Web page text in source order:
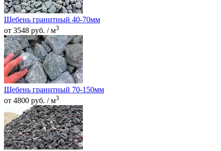
Щебень гранитный 40-70мм
от 3548 руб. / м3
Щебень гранитный 70-150мм
от 4800 руб. / м3